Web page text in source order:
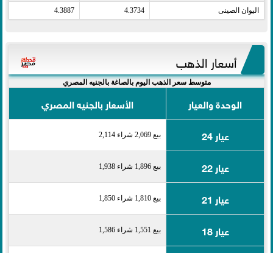
اليوان الصينى​ 4.3734
4.3887
أسعار الذهب
متوسط سعر الذهب اليوم بالصاغة بالجنيه المصري
الوحدة والعيار
الأسعار بالجنيه المصري
عيار 24
بيع 2,069 شراء 2,114
عيار 22 بيع 1,896 شراء 1,938
عيار 21 بيع 1,810 شراء 1,850
عيار 18 بيع 1,551 شراء 1,586